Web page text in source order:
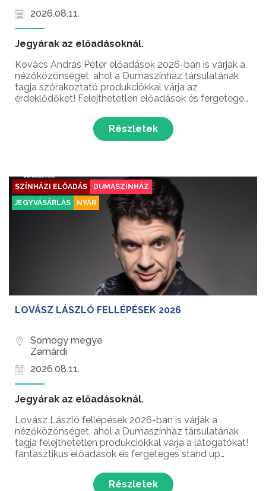
2026.08.11.
Jegyárak az előadásoknál.
Kovács András Péter előadások 2026-ban is várják a
nézőközönséget, ahol a Dumaszínház társulatának
tagja szórakoztató produkciókkal várja az
érdeklődőket! Felejthetetlen előadások és fergeteges
András Péter humorista előadásain!...
Részletek
SZÍNHÁZI ELŐADÁS
DUMASZÍNHÁZ
JEGYVÁSÁRLÁS
NYÁR
LOVÁSZ LÁSZLÓ FELLÉPÉSEK 2026
Somogy megye
Zamárdi
2026.08.11.
Jegyárak az előadásoknál.
Lovász László fellépések 2026-ban is várják a
nézőközönséget, ahol a Dumaszínház társulatának
tagja felejthetetlen produkciókkal várja a látogatókat!
fantasztikus előadások és fergeteges stand up
humorista fellépésein!
Részletek